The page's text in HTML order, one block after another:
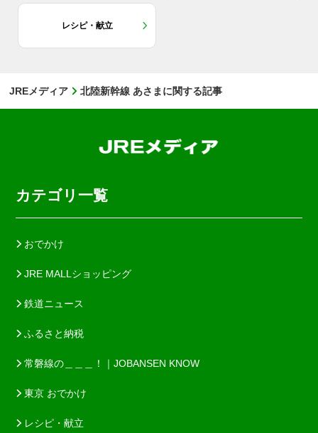
レシピ・献立
JREメディア 北陸新幹線 あさまに関する記事
カテゴリ一覧
おでかけ
JRE MALLショッピング
鉄道ニュース
ふるさと納税
常磐線の＿＿＿！｜JOBANSEN KNOW
東京 おでかけ
レシピ・献立